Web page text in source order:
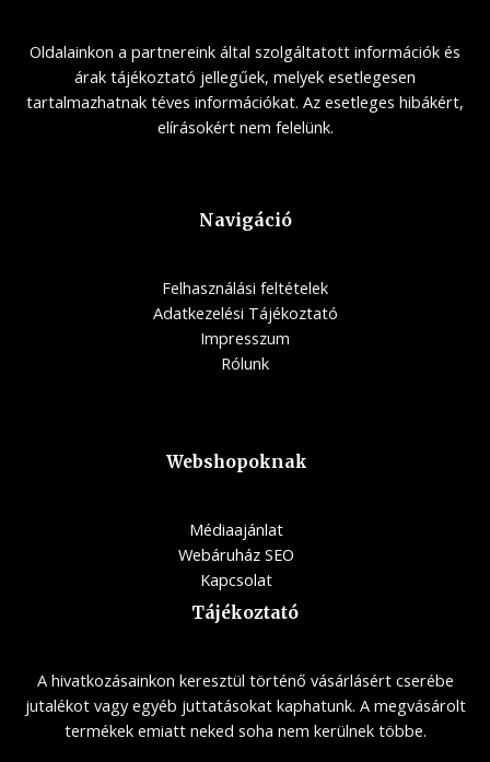
Oldalainkon a partnereink által szolgáltatott információk és
árak tájékoztató jellegűek, melyek esetlegesen
tartalmazhatnak téves információkat. Az esetleges hibákért,
elírásokért nem felelünk.
Navigáció
Felhasználási feltételek
Adatkezelési Tájékoztató
Impresszum
Rólunk
Webshopoknak
Médiaajánlat
Webáruház SEO
Kapcsolat
Tájékoztató
A hivatkozásainkon keresztül történő vásárlásért cserébe
jutalékot vagy egyéb juttatásokat kaphatunk. A megvásárolt
termékek emiatt neked soha nem kerülnek többe.